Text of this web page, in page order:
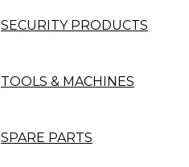
SECURITY PRODUCTS
TOOLS & MACHINES
SPARE PARTS